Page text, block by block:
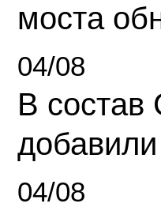
моста
04/08
В состав
04/08